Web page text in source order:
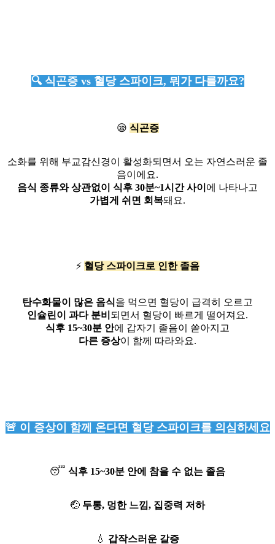
🔍 식곤증 vs 혈당 스파이크, 뭐가 다를까요?
😪 식곤증
소화를 위해 부교감신경이 활성화되면서 오는 자연스러운 졸
음이에요.
음식 종류와 상관없이 식후 30분~1시간 사이 에 나타나고
가볍게 쉬면 회복돼요.
⚡ 혈당 스파이크로 인한 졸음
탄수화물이 많은 음식을 먹으면 혈당이 급격히 오르고
인슐린이 과다 분비 되면서 혈당이 빠르게 떨어져요.
식후 15~30분 안에 갑자기 졸음이 쏟아지고
다른 증상이 함께 따라와요.
🚨 이 증상이 함께 온다면 혈당 스파이크를 의심하세요
😴 식후 15~30분 안에 참을 수 없는 졸음
🤕 두통, 멍한 느낌, 집중력 저하
💧 갑작스러운 갈증